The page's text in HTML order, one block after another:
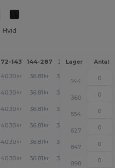
Hvid
72-143 144-287 288 + Mere
Lager Antal
40.30 kr 36.81 kr 35.07
144
40.30 kr 36.81 kr 35.07
360
40.30 kr 36.81 kr 35.07
554
40.30 kr 36.81 kr 35.07
627
40.30 kr 36.81 kr 35.07
847
40.30 kr 36.81 kr 35.07
898